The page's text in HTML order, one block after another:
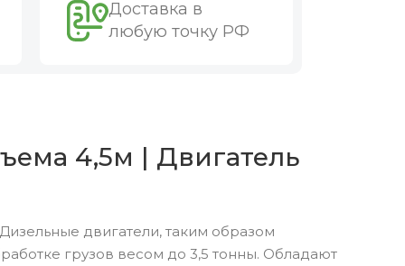
Доставка в
любую точку РФ
4,5м | Двигатель
двигатели, таким образом
грузов весом до 3,5 тонны. Обладают